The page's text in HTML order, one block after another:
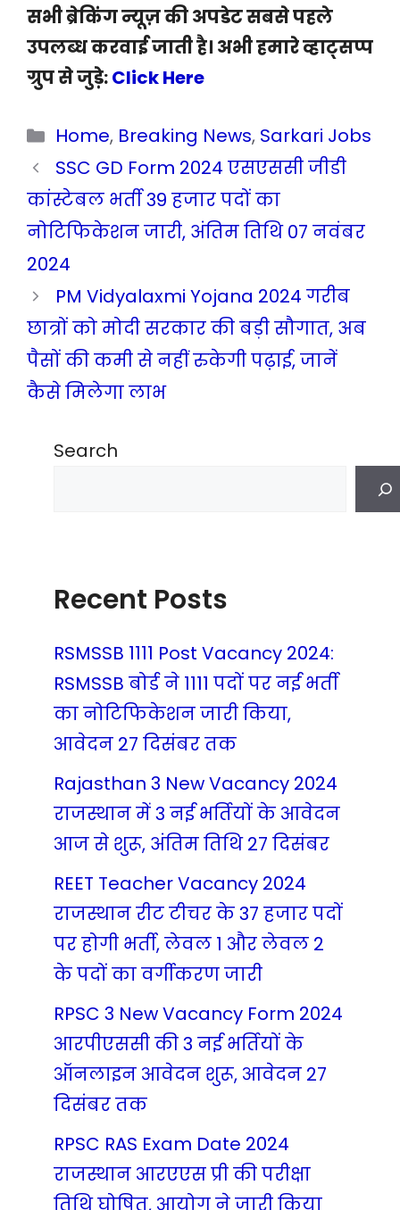
सभी ब्रेकिंग न्यूज़ की अपडेट सबसे पहले
उपलब्ध करवाई जाती है। अभी हमारे व्हाट्सप्प
ग्रुप से जुड़े:Click Here
Categories
Home, Breaking News, Sarkari Jobs
SSC GD Form 2024 एसएससी जीडी
कांस्टेबल भर्ती 39 हजार पदों का
नोटिफिकेशन जारी, अंतिम तिथि 07 नवंबर
2024
PM Vidyalaxmi Yojana 2024 गरीब
छात्रों को मोदी सरकार की बड़ी सौगात, अब
पैसों की कमी से नहीं रुकेगी पढ़ाई, जानें
कैसे मिलेगा लाभ
Search
Recent Posts
RSMSSB 1111 Post Vacancy 2024:
RSMSSB बोर्ड ने 1111 पदों पर नई भर्ती
का नोटिफिकेशन जारी किया,
आवेदन 27 दिसंबर तक
Rajasthan 3 New Vacancy 2024
राजस्थान में 3 नई भर्तियों के आवेदन
आज से शुरू, अंतिम तिथि 27 दिसंबर
REET Teacher Vacancy 2024
राजस्थान रीट टीचर के 37 हजार पदों
पर होगी भर्ती, लेवल 1 और लेवल 2
के पदों का वर्गीकरण जारी
RPSC 3 New Vacancy Form 2024
आरपीएससी की 3 नई भर्तियों के
ऑनलाइन आवेदन शुरू, आवेदन 27
दिसंबर तक
RPSC RAS Exam Date 2024
राजस्थान आरएएस प्री की परीक्षा
तिथि घोषित, आयोग ने जारी किया